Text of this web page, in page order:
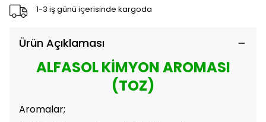
1-3 iş günü içerisinde kargoda
Ürün Açıklaması
ALFASOL KİMYON AROMASI
(TOZ)
Aromalar;